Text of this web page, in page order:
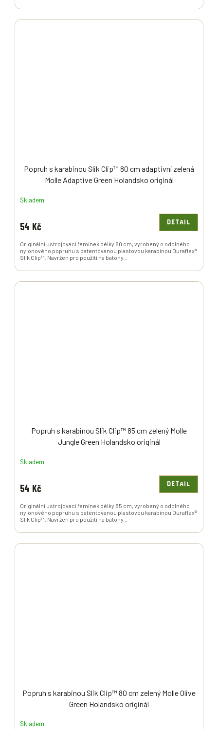
Popruh s karabinou Slik Clip™ 80 cm adaptivní zelená
Molle Adaptive Green Holandsko originál
Skladem
54 Kč DETAIL
Originální ustrojovací řemínek délky 80 cm, vyrobený o odolného
nylonového popruhu s patentovanou plastovou karabinou Duraflex®
Slik Clip™. Navržen pro použití na batohy...
Popruh s karabinou Slik Clip™ 85 cm zelený Molle
Jungle Green Holandsko originál
Skladem
54 Kč DETAIL
Originální ustrojovací řemínek délky 85 cm, vyrobený o odolného
nylonového popruhu s patentovanou plastovou karabinou Duraflex®
Slik Clip™. Navržen pro použití na batohy...
Popruh s karabinou Slik Clip™ 80 cm zelený Molle Olive
Green Holandsko originál
Skladem